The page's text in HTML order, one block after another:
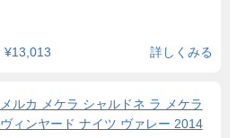
¥13,013 詳しくみる
メルカ メケラ シャルドネ ラ メケラ
ヴィンヤード ナイツ ヴァレー 2014